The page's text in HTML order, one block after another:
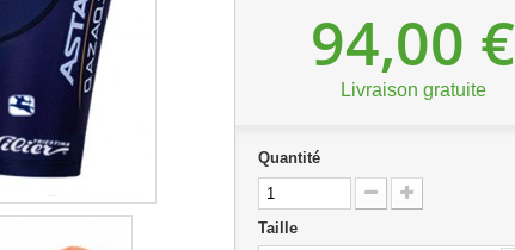
94,00 €
Livraison gratuite
Quantité
Taille